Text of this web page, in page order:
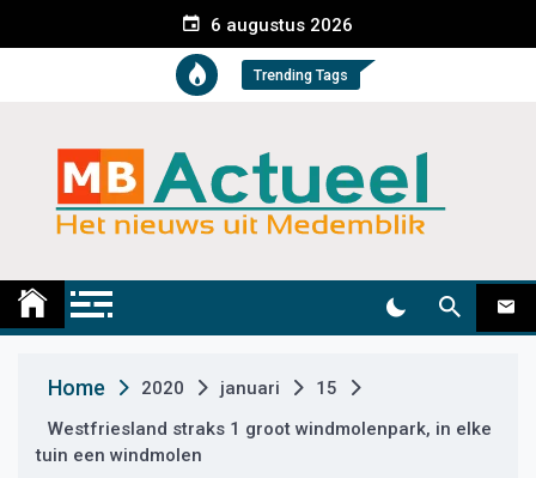
e
t
6 augustus 2026
Trending Tags
Medemblik Actueel
Home 2020 januari
15
Westfriesland straks 1 groot windmolenpark, in elke
tuin een windmolen